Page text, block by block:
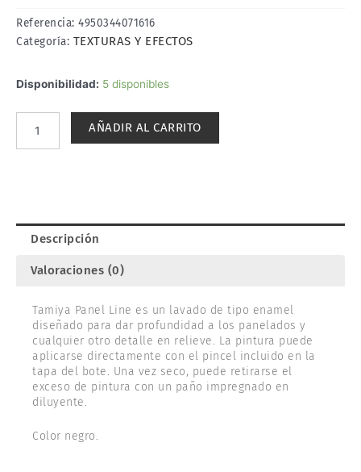
Referencia: 4950344071616
Categoría: TEXTURAS Y EFECTOS
Disponibilidad: 5 disponibles
PANEL
COLOR
AÑADIR AL CARRITO
Descripción
Valoraciones (0)
Tamiya Panel Line es un lavado de tipo enamel
diseñado para dar profundidad a los panelados y
cualquier otro detalle en relieve. La pintura puede
aplicarse directamente con el pincel incluido en la
tapa del bote. Una vez seco, puede retirarse el
exceso de pintura con un paño impregnado en
diluyente.
Color negro.